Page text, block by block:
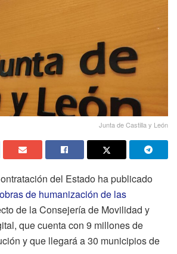
Junta de Castilla y León
del Estado ha publicado
de humanización de las
de la Consejería de Movilidad y
que cuenta con 9 millones de
y que llegará a 30 municipios de